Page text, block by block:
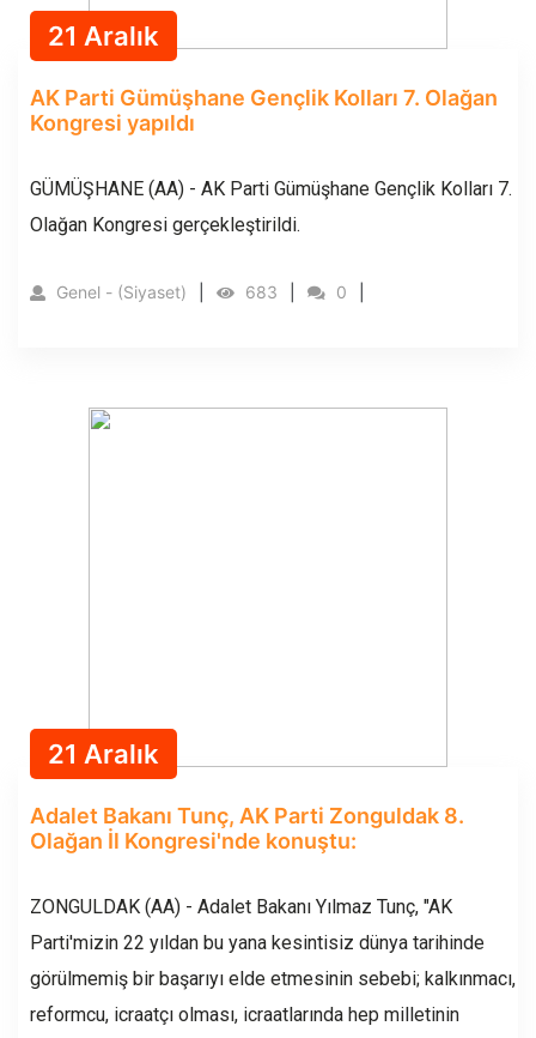
21 Aralık
AK Parti Gümüşhane Gençlik Kolları 7. Olağan
Kongresi yapıldı
GÜMÜŞHANE (AA) - AK Parti Gümüşhane Gençlik Kolları 7.
Olağan Kongresi gerçekleştirildi.
Genel - (Siyaset) 683 0
21 Aralık
Adalet Bakanı Tunç, AK Parti Zonguldak 8.
Olağan İl Kongresi'nde konuştu:
ZONGULDAK (AA) - Adalet Bakanı Yılmaz Tunç, "AK
Parti'mizin 22 yıldan bu yana kesintisiz dünya tarihinde
görülmemiş bir başarıyı elde etmesinin sebebi; kalkınmacı,
reformcu, icraatçı olması, icraatlarında hep milletinin